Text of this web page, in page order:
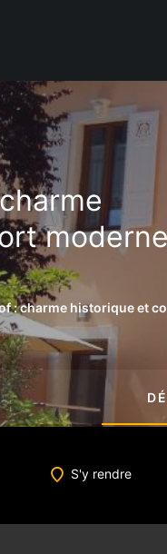
: charme historique et
S'y rendre